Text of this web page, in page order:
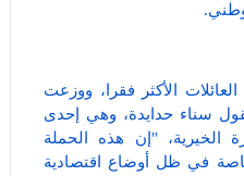
الأكثر فقرا، ووزعت
سناء حدايدة، وهي إحدى
الخيرية، "إن هذه الحملة
في ظل أوضاع اقتصادية